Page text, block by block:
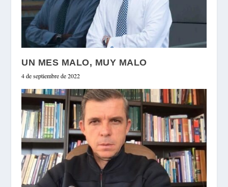
UN MES MALO, MUY MALO
4 de septiembre de 2022